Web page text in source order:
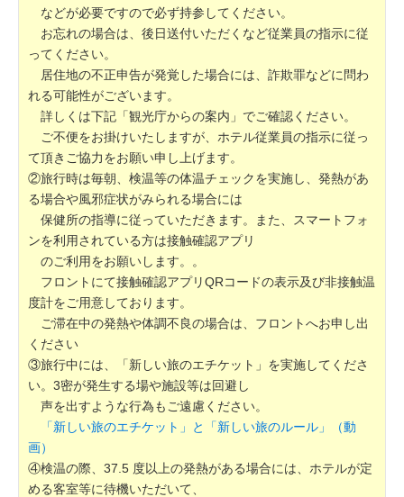
などが必要ですので必ず持参してください。
お忘れの場合は、後日送付いただくなど従業員の指示に従
ってください。
居住地の不正申告が発覚した場合には、詐欺罪などに問わ
れる可能性がございます。
詳しくは下記「観光庁からの案内」でご確認ください。
ご不便をお掛けいたしますが、ホテル従業員の指示に従っ
て頂きご協力をお願い申し上げます。
②旅行時は毎朝、検温等の体温チェックを実施し、発熱があ
る場合や風邪症状がみられる場合には
保健所の指導に従っていただきます。また、スマートフォ
ンを利用されている方は接触確認アプリ
のご利用をお願いします。。
フロントにて接触確認アプリQRコードの表示及び非接触温
度計をご用意しております。
ご滞在中の発熱や体調不良の場合は、フロントへお申し出
ください
③旅行中には、「新しい旅のエチケット」を実施してくださ
い。3密が発生する場や施設等は回避し
声を出すような行為もご遠慮ください。
「新しい旅のエチケット」と「新しい旅のルール」（動
画）
④検温の際、37.5 度以上の発熱がある場合には、ホテルが定
める客室等に待機いただいて、